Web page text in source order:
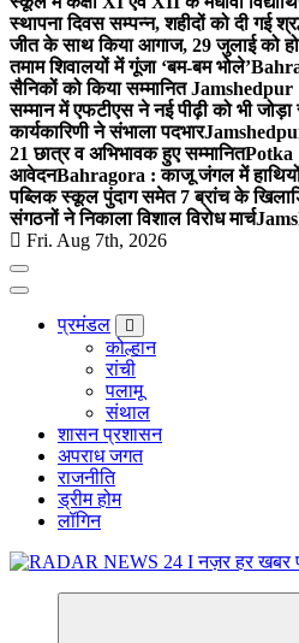
स्थापना दिवस सम्पन्न, शहीदों को दी गई
जीत के साथ किया आगाज, 29 जुलाई को
तमाम शिवालयों में गूंजा ‘बम-बम भोले’
सैनिकों को किया सम्मानितJamshedpur :
सम्मान में एफटीएस ने नई पीढ़ी को भी जोड़ा
कार्यकारिणी ने संभाला पदभार
21 छात्र व अभिभावक हुए सम्मानितPotka
आवेदनBahragora : काजू जंगल में हाथियों
पब्लिक स्कूल पुंदाग समेत 7 ब्रांच के
संगठनों ने निकाला विशाल विरोध मार्च
Fri. Aug 7th, 2026
प्रमंडल
कोल्हान
रांची
पलामू
संथाल
शासन प्रशासन
अपराध जगत
राजनीति
ड्रीम होम
लॉगिन